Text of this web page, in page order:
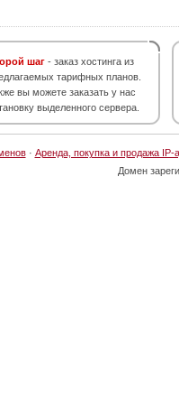
шаг - заказ хостинга из
тарифных планов.
вы можете заказать у нас
выделенного сервера.
· Аренда, покупка и продажа IP-
Домен